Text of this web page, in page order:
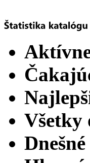
Všetky